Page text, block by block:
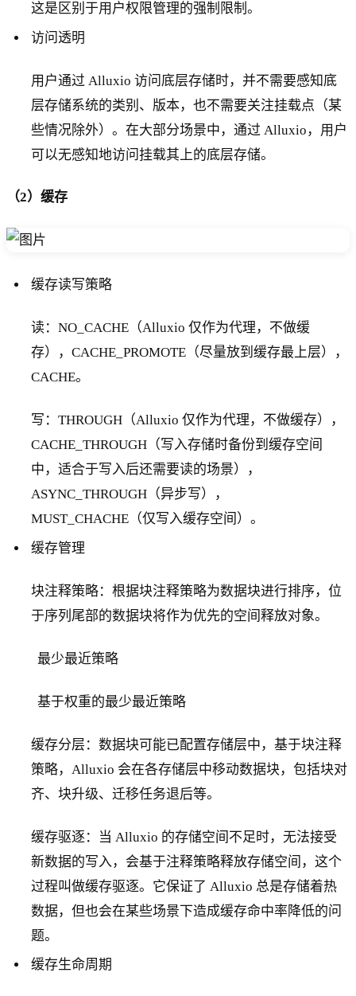
这是区别于用户权限管理的强制限制。
访问透明
用户通过 Alluxio 访问底层存储时，并不需要感知底
层存储系统的类别、版本，也不需要关注挂载点（某
些情况除外）。在大部分场景中，通过 Alluxio，用户
可以无感知地访问挂载其上的底层存储。
（2）缓存
缓存读写策略
读：NO_CACHE（Alluxio 仅作为代理，不做缓
存），CACHE_PROMOTE（尽量放到缓存最上层），
CACHE。
写：THROUGH（Alluxio 仅作为代理，不做缓存），
CACHE_THROUGH（写入存储时备份到缓存空间
中，适合于写入后还需要读的场景），
ASYNC_THROUGH（异步写），
MUST_CHACHE（仅写入缓存空间）。
缓存管理
块注释策略：根据块注释策略为数据块进行排序，位
于序列尾部的数据块将作为优先的空间释放对象。
最少最近策略
基于权重的最少最近策略
缓存分层：数据块可能已配置存储层中，基于块注释
策略，Alluxio 会在各存储层中移动数据块，包括块对
齐、块升级、迁移任务退后等。
缓存驱逐：当 Alluxio 的存储空间不足时，无法接受
新数据的写入，会基于注释策略释放存储空间，这个
过程叫做缓存驱逐。它保证了 Alluxio 总是存储着热
数据，但也会在某些场景下造成缓存命中率降低的问
题。
缓存生命周期